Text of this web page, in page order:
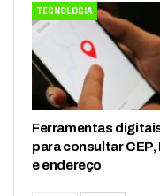
TECNOLOGIA
Ferramentas
para consultar CEP,
e endereço